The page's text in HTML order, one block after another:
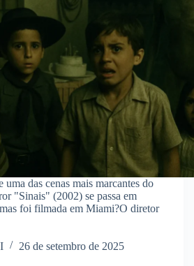
uma das cenas mais marcantes do
"Sinais" (2002) se passa em
foi filmada em Miami?O diretor
26 de setembro de 2025